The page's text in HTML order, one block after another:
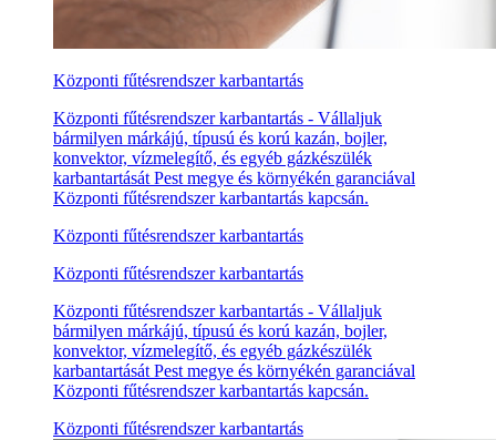
Központi fűtésrendszer karbantartás
Központi fűtésrendszer karbantartás - Vállaljuk
bármilyen márkájú, típusú és korú kazán, bojler,
konvektor, vízmelegítő, és egyéb gázkészülék
karbantartását Pest megye és környékén garanciával
Központi fűtésrendszer karbantartás kapcsán.
Központi fűtésrendszer karbantartás
Központi fűtésrendszer karbantartás
Központi fűtésrendszer karbantartás - Vállaljuk
bármilyen márkájú, típusú és korú kazán, bojler,
konvektor, vízmelegítő, és egyéb gázkészülék
karbantartását Pest megye és környékén garanciával
Központi fűtésrendszer karbantartás kapcsán.
Központi fűtésrendszer karbantartás